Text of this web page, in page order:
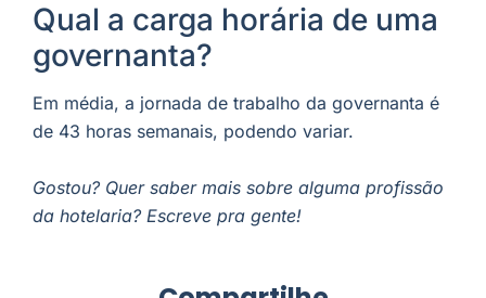
Qual a carga horária de uma
governanta?
Em média, a jornada de trabalho da governanta é
de 43 horas semanais, podendo variar.
Gostou? Quer saber mais sobre alguma profissão
da hotelaria? Escreve pra gente!